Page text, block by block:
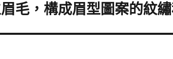
毛，構成眉型圖案的紋